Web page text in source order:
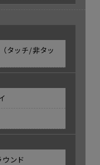
タッチ/非タッ
ンド